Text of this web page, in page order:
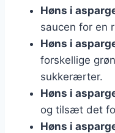
Høns i
saucen for en
Høns i
forskellige
sukkerærter.
Høns i
og tilsæt det
Høns i